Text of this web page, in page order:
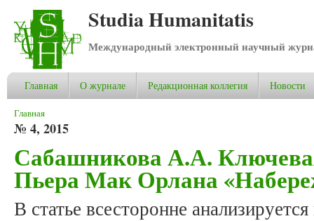
Studia Humanitatis
Международный электронный научный
Главная О журнале Редакционная коллегия Новости
Вы здесь
Главная
№ 4, 2015
Сабашникова А.А.
Пьера Мак Орлана
В статье всесторонне